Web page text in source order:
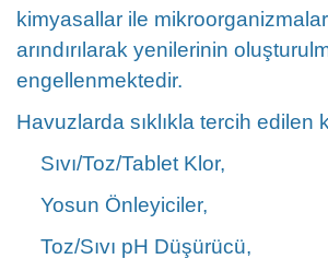
kimyasallar ile
arındırılarak yenilerinin
engellenmektedir.
Havuzlarda sıklıkla tercih edilen
Sıvı/Toz/Tablet Klor,
Yosun Önleyiciler,
Toz/Sıvı pH Düşürücü,